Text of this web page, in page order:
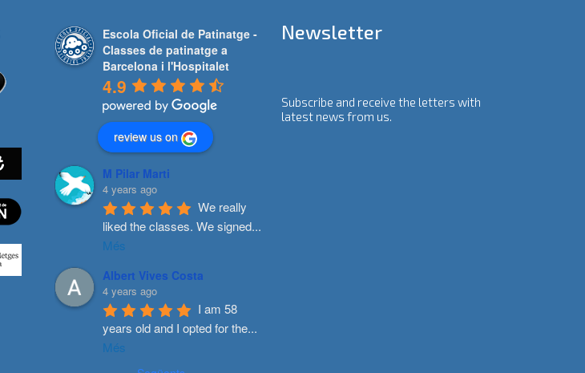
Escola Oficial de Patinatge -
Classes de patinatge a
Barcelona i l'Hospitalet
4.9
review us on
M Pilar Marti
4 years ago
We really
liked the classes. We signed...
Més
Albert Vives Costa
4 years ago
I am 58
years old and I opted for the...
Més
Newsletter
Subscribe and receive the letters with
latest news from us.